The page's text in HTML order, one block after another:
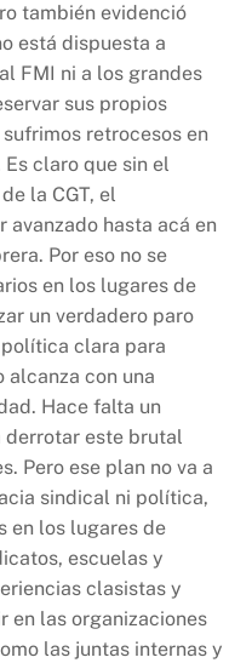
también evidenció
está dispuesta a
FMI ni a los grandes
sus propios
retrocesos en
claro que sin el
la CGT, el
avanzado hasta acá en
Por eso no se
en los lugares de
un verdadero paro
clara para
alcanza con una
Hace falta un
derrotar este brutal
Pero ese plan no va a
sindical ni política,
en los lugares de
escuelas y
clasistas y
en las organizaciones
las juntas internas y